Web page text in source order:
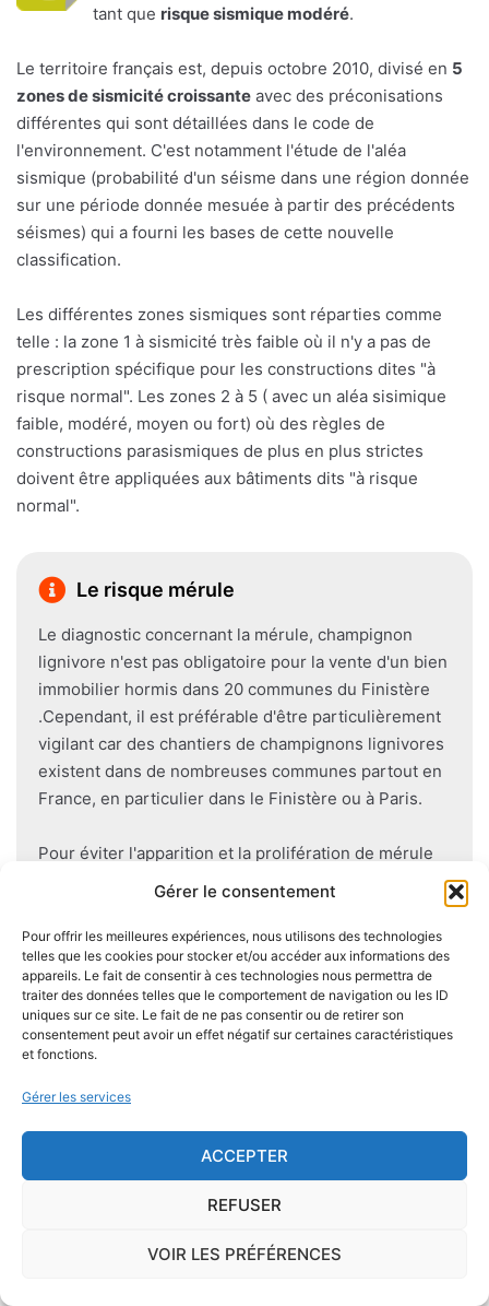
Gérer le consentement
Pour offrir les meilleures expériences, nous utilisons des technologies
telles que les cookies pour stocker et/ou accéder aux informations des
appareils. Le fait de consentir à ces technologies nous permettra de
traiter des données telles que le comportement de navigation ou les ID
uniques sur ce site. Le fait de ne pas consentir ou de retirer son
consentement peut avoir un effet négatif sur certaines caractéristiques
et fonctions.
Gérer les services
ACCEPTER
REFUSER
VOIR LES PRÉFÉRENCES
tant que risque sismique modéré.
Le territoire français est, depuis octobre 2010, divisé en 5
zones de sismicité croissante avec des préconisations
différentes qui sont détaillées dans le code de
l'environnement. C'est notamment l'étude de l'aléa
sismique (probabilité d'un séisme dans une région donnée
sur une période donnée mesuée à partir des précédents
séismes) qui a fourni les bases de cette nouvelle
classification.
Les différentes zones sismiques sont réparties comme
telle : la zone 1 à sismicité très faible où il n'y a pas de
prescription spécifique pour les constructions dites "à
risque normal". Les zones 2 à 5 ( avec un aléa sisimique
faible, modéré, moyen ou fort) où des règles de
constructions parasismiques de plus en plus strictes
doivent être appliquées aux bâtiments dits "à risque
normal".
Le risque mérule
Le diagnostic concernant la mérule, champignon
lignivore n'est pas obligatoire pour la vente d'un bien
immobilier hormis dans 20 communes du Finistère
.Cependant, il est préférable d'être particulièrement
vigilant car des chantiers de champignons lignivores
existent dans de nombreuses communes partout en
France, en particulier dans le Finistère ou à Paris.
Pour éviter l'apparition et la prolifération de mérule
dans un logement contenant du bois, des règles sont
Utiliser des bois secs, éviter autant que possible le
contact direct entre le bois et le sol, s'assurer de
l'étanchéité des façades et toitures ou encore
prévoir des aérations en sous-sol limitent les risques
majeurs d'apparition de champignons lignivores.
Je demande le descriptif des
risques pour ma ville